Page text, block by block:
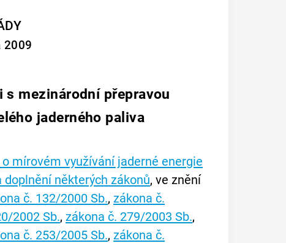
2009
mezinárodní přepravou
jaderného paliva
mírovém využívání jaderné energie
některých zákonů, ve znění
č. 132/2000 Sb., zákona č.
2002 Sb., zákona č. 279/2003 Sb.,
č. 253/2005 Sb., zákona č.